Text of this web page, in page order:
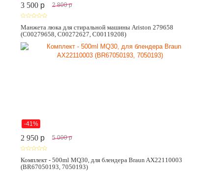
3 500 p 2 800 p
Манжета люка для стиральной машины Ariston 279658
(C00279658, C00272627, C00119208)
-41%
2 950 p 5 000 p
Комплект - 500ml MQ30, для блендера Braun AX22110003
(BR67050193, 7050193)